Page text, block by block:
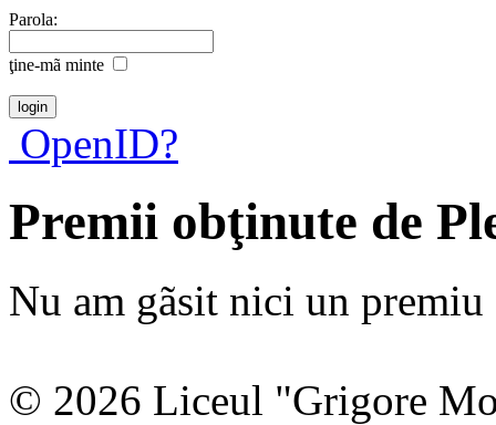
Parola:
ţine-mã minte
OpenID?
Premii obţinute de
Nu am gãsit nici un premiu
© 2026 Liceul "Grigore